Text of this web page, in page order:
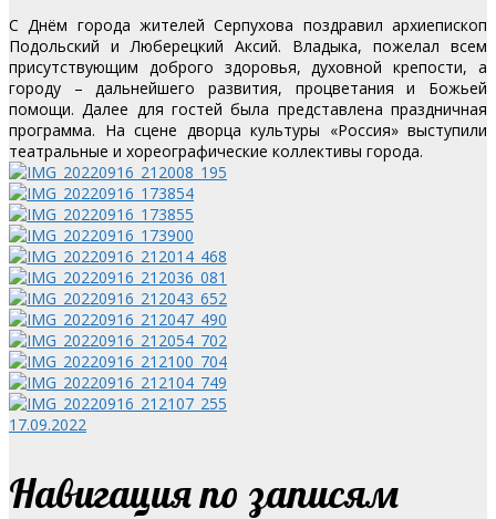
С Днём города жителей Серпухова поздравил архиепископ
Подольский и Люберецкий Аксий. Владыка, пожелал всем
присутствующим доброго здоровья, духовной крепости, а
городу – дальнейшего развития, процветания и Божьей
помощи. Далее для гостей была представлена праздничная
программа. На сцене дворца культуры «Россия» выступили
театральные и хореографические коллективы города.
17.09.2022
Навигация по записям